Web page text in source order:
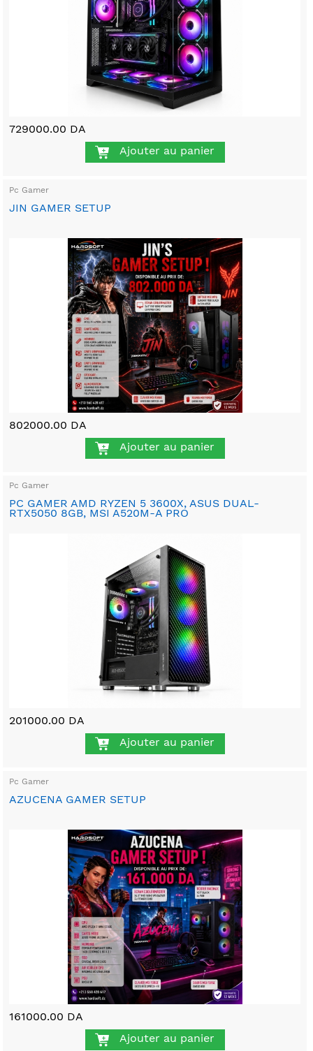
729000.00 DA
Ajouter au panier
Pc Gamer
JIN GAMER SETUP
802000.00 DA
Ajouter au panier
Pc Gamer
PC GAMER AMD RYZEN 5 3600X, ASUS DUAL-
RTX5050 8GB, MSI A520M-A PRO
201000.00 DA
Ajouter au panier
Pc Gamer
AZUCENA GAMER SETUP
161000.00 DA
Ajouter au panier